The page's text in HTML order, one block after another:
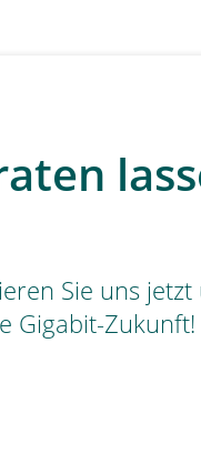
Sie uns
Gigabit-Zukunft!